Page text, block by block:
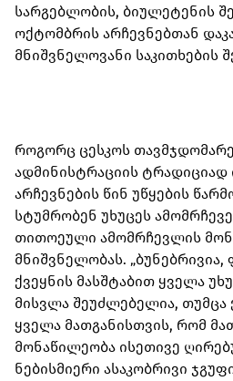
სარგებლობის, ბიულეტენის
ოქტომბრის არჩევნებთან
მნიშვნელოვანი საკითხების
როგორც ცესკოს
ადმინისტრაციის ტრადიციად
არჩევნების წინ უწყების
სტუმრობენ უხუცეს
თითოეული ამომრჩევლის
მნიშვნელობას.
ქვეყნის მასშტაბით ყველა
მისვლა შეუძლებელია, თუმცა
ყველა მათგანისთვის, რომ
მონაწილეობა ისეთივე
ნებისმიერი ასაკობრივი